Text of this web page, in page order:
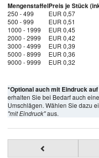
MengenstaffelPreis je Stück
250 - 499
EUR 0,57
500 - 999
EUR 0,51
1000 - 1999
EUR 0,45
2000 - 2999
EUR 0,42
3000 - 4999
EUR 0,39
5000 - 8999
EUR 0,36
9000 - 9999
EUR 0,32
*Optional auch mit Eindruck
erhalten Sie bei Bedarf auch
Umschlägen. Wählen Sie dazu
"mit Eindruck"aus.